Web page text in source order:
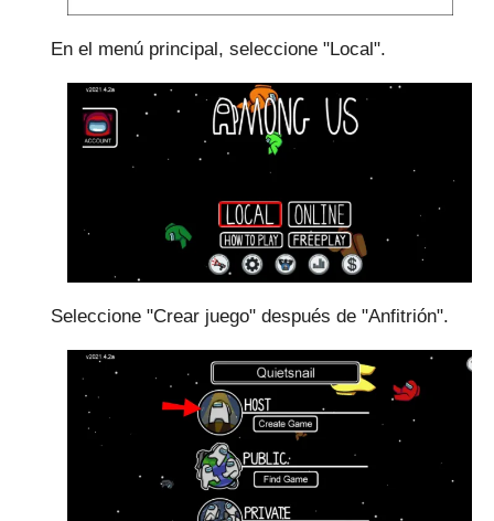
En el menú principal, seleccione "Local".
Seleccione "Crear juego" después de "Anfitrión".